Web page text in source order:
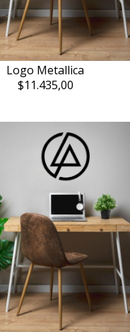
Logo Metallica
$11.435,00